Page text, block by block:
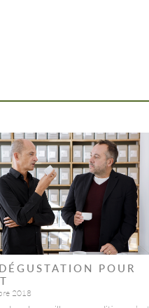
POUR
2018